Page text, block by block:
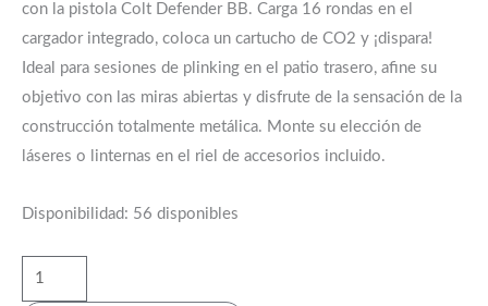
con la pistola Colt Defender BB. Carga 16 rondas en el
cargador integrado, coloca un cartucho de CO2 y ¡dispara!
Ideal para sesiones de plinking en el patio trasero, afine su
objetivo con las miras abiertas y disfrute de la sensación de la
construcción totalmente metálica. Monte su elección de
láseres o linternas en el riel de accesorios incluido.
Disponibilidad: 56 disponibles